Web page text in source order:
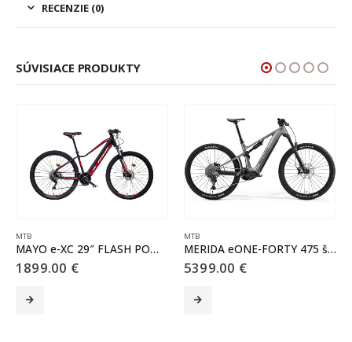
RECENZIE (0)
SÚVISIACE PRODUKTY
MTB
MAYO e-XC 29″ FLASH POWER BB 10spd čierna – červená
1899.00 €
MTB
MERIDA eONE-FORTY 475 šedý(čierny)
5399.00 €